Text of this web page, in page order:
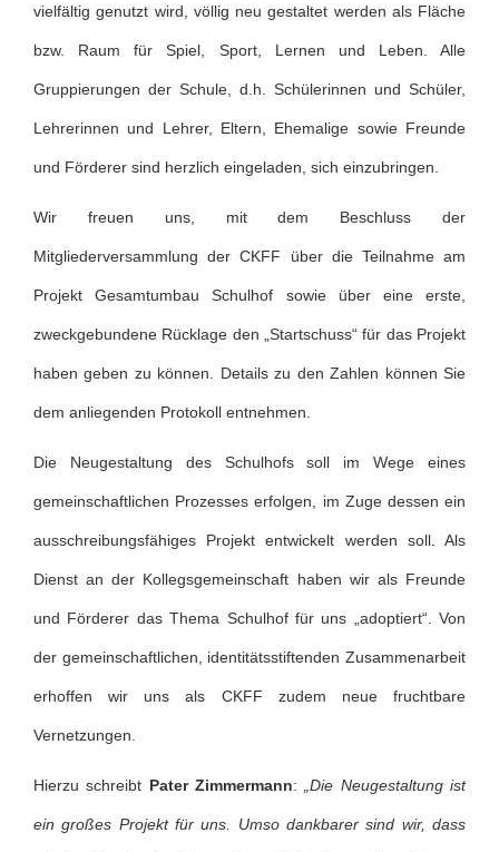
vielfältig genutzt wird, völlig neu gestaltet werden als Fläche
bzw. Raum für Spiel, Sport, Lernen und Leben. Alle
Gruppierungen der Schule, d.h. Schülerinnen und Schüler,
Lehrerinnen und Lehrer, Eltern, Ehemalige sowie Freunde
und Förderer sind herzlich eingeladen, sich einzubringen.
Wir freuen uns, mit dem Beschluss der
Mitgliederversammlung der CKFF über die Teilnahme am
Projekt Gesamtumbau Schulhof sowie über eine erste,
zweckgebundene Rücklage den „Startschuss“ für das Projekt
haben geben zu können. Details zu den Zahlen können Sie
dem anliegenden Protokoll entnehmen.
Die Neugestaltung des Schulhofs soll im Wege eines
gemeinschaftlichen Prozesses erfolgen, im Zuge dessen ein
ausschreibungsfähiges Projekt entwickelt werden soll. Als
Dienst an der Kollegsgemeinschaft haben wir als Freunde
und Förderer das Thema Schulhof für uns „adoptiert“. Von
der gemeinschaftlichen, identitätsstiftenden Zusammenarbeit
erhoffen wir uns als CKFF zudem neue fruchtbare
Vernetzungen.
Hierzu schreibt Pater Zimmermann: „Die Neugestaltung ist
ein großes Projekt für uns. Umso dankbarer sind wir, dass